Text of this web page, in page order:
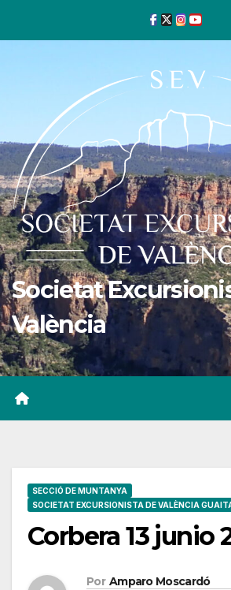
Societat
València
SECCIÓ DE MUNTANYA
SOCIETAT EXCURSIONISTA DE VALÈNCIA
Corbera 13 junio
Por Amparo Moscardó